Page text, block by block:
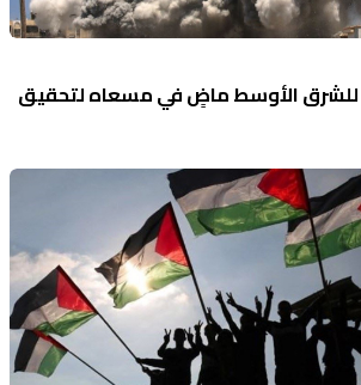
للشرق الأوسط ماضٍ في مسعاه لتحقيق